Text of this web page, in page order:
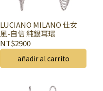
LUCIANO MILANO 仕女
風-自信 純銀耳環
NT$2900
añadir al carrito